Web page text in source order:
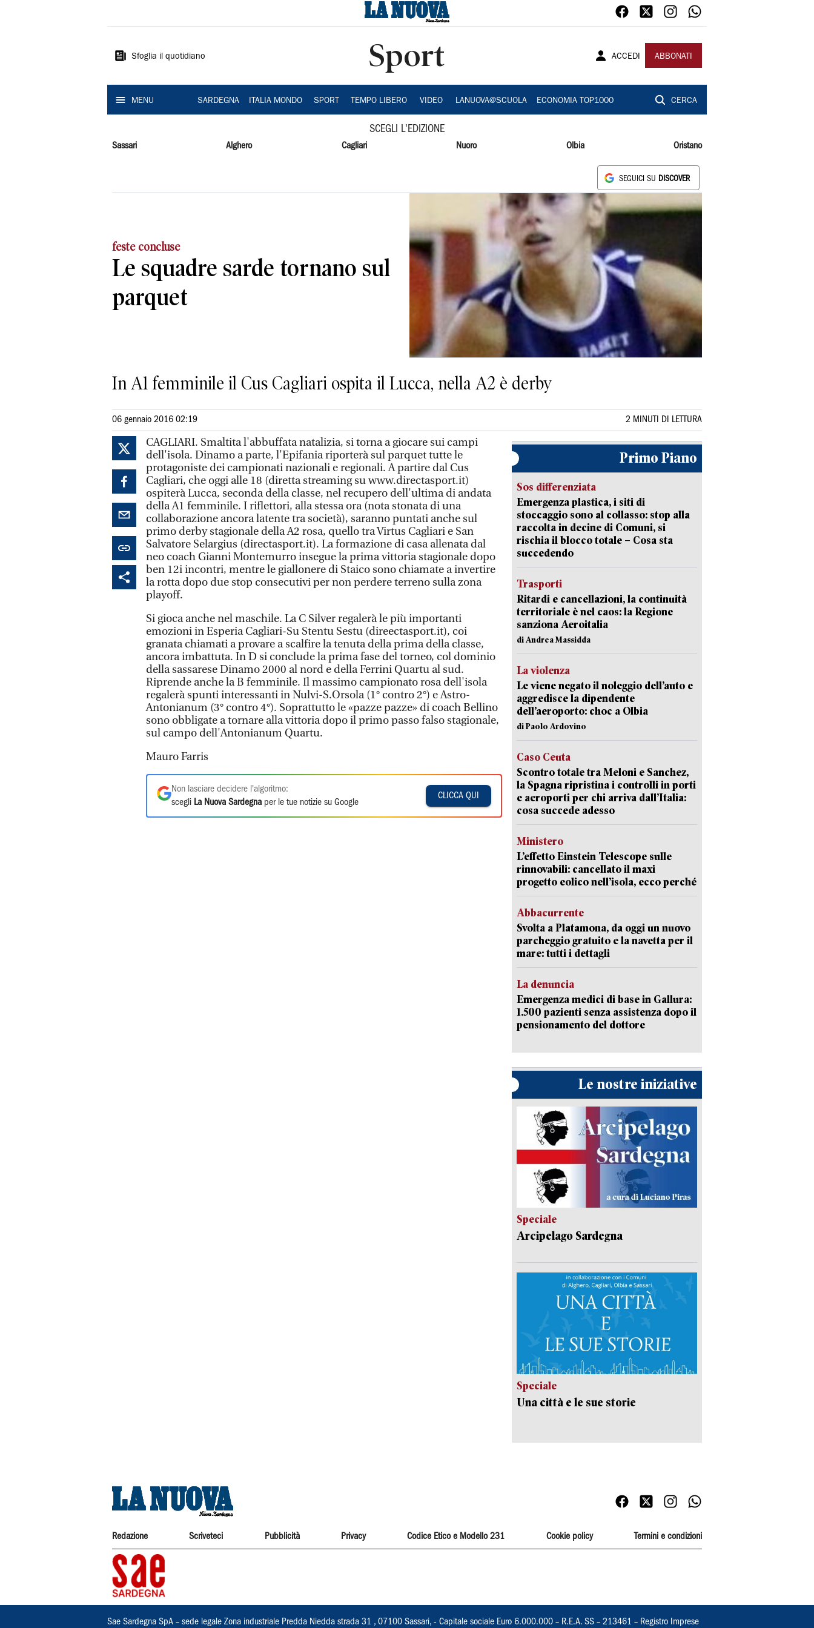
Sardegna
Sfoglia il quotidiano Sport ACCEDI ABBONATI
MENU SARDEGNA ITALIA MONDO SPORT TEMPO LIBERO VIDEO LANUOVA@SCUOLA ECONOMIA TOP1000 CERCA
SCEGLI L'EDIZIONE
Sassari Alghero Cagliari Nuoro Olbia Oristano
SEGUICI SU DISCOVER
feste concluse
Le squadre sarde tornano sul
parquet
In A1 femminile il Cus Cagliari ospita il Lucca, nella A2 è derby
06 gennaio 2016 02:19 2 MINUTI DI LETTURA
CAGLIARI. Smaltita l'abbuffata natalizia, si torna a giocare sui campi
dell'isola. Dinamo a parte, l'Epifania riporterà sul parquet tutte le
protagoniste dei campionati nazionali e regionali. A partire dal Cus
Cagliari, che oggi alle 18 (diretta streaming su www.directasport.it)
ospiterà Lucca, seconda della classe, nel recupero dell'ultima di andata
della A1 femminile. I riflettori, alla stessa ora (nota stonata di una
collaborazione ancora latente tra società), saranno puntati anche sul
primo derby stagionale della A2 rosa, quello tra Virtus Cagliari e San
Salvatore Selargius (directasport.it). La formazione di casa allenata dal
neo coach Gianni Montemurro insegue la prima vittoria stagionale dopo
ben 12i incontri, mentre le giallonere di Staico sono chiamate a invertire
la rotta dopo due stop consecutivi per non perdere terreno sulla zona
playoff.
Si gioca anche nel maschile. La C Silver regalerà le più importanti
emozioni in Esperia Cagliari-Su Stentu Sestu (direectasport.it), coi
granata chiamati a provare a scalfire la tenuta della prima della classe,
ancora imbattuta. In D si conclude la prima fase del torneo, col dominio
della sassarese Dinamo 2000 al nord e della Ferrini Quartu al sud.
Riprende anche la B femminile. Il massimo campionato rosa dell'isola
regalerà spunti interessanti in Nulvi-S.Orsola (1° contro 2°) e Astro-
Antonianum (3° contro 4°). Soprattutto le «pazze pazze» di coach Bellino
sono obbligate a tornare alla vittoria dopo il primo passo falso stagionale,
sul campo dell'Antonianum Quartu.
Mauro Farris
Non lasciare decidere l'algoritmo:
scegli La Nuova Sardegna per le tue notizie su Google
CLICCA QUI
Primo Piano
Sos differenziata
Emergenza plastica, i siti di
stoccaggio sono al collasso: stop alla
raccolta in decine di Comuni, si
rischia il blocco totale – Cosa sta
succedendo
Trasporti
Ritardi e cancellazioni, la continuità
territoriale è nel caos: la Regione
sanziona Aeroitalia
di Andrea Massidda
La violenza
Le viene negato il noleggio dell’auto e
aggredisce la dipendente
dell’aeroporto: choc a Olbia
di Paolo Ardovino
Caso Ceuta
Scontro totale tra Meloni e Sanchez,
la Spagna ripristina i controlli in porti
e aeroporti per chi arriva dall’Italia:
cosa succede adesso
Ministero
L’effetto Einstein Telescope sulle
rinnovabili: cancellato il maxi
progetto eolico nell’isola, ecco perché
Abbacurrente
Svolta a Platamona, da oggi un nuovo
parcheggio gratuito e la navetta per il
mare: tutti i dettagli
La denuncia
Emergenza medici di base in Gallura:
1.500 pazienti senza assistenza dopo il
pensionamento del dottore
Le nostre iniziative
Speciale
Arcipelago Sardegna
Speciale
Una città e le sue storie
Redazione Scriveteci Pubblicità Privacy Codice Etico e Modello 231 Cookie policy Termini e condizioni
Sae Sardegna SpA – sede legale Zona industriale Predda Niedda strada 31 , 07100 Sassari, - Capitale sociale Euro 6.000.000 – R.E.A. SS – 213461 – Registro Imprese